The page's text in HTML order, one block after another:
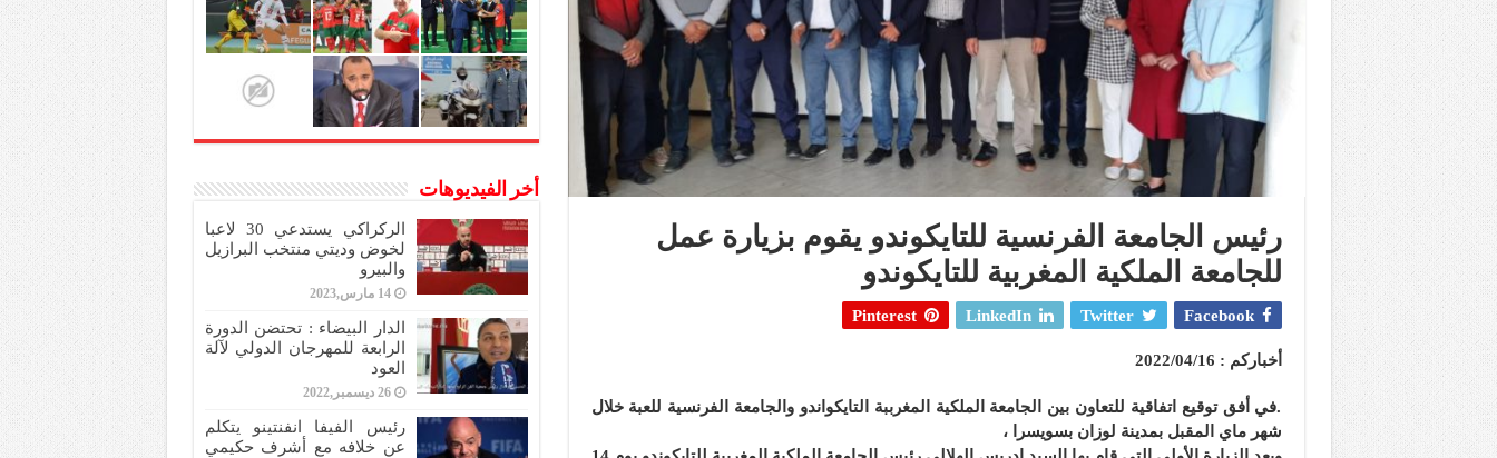
رئيس الجامعة الفرنسية للتايكوندو يقوم بزيارة عمل
للجامعة الملكية المغربية للتايكوندو
Facebook
Twitter
LinkedIn
Pinterest
أخباركم : 2022/04/16
.في أفق توقيع اتفاقية للتعاون بين الجامعة الملكية المغرببة التايكواندو والجامعة الفرنسية للعبة خلال
شهر ماي المقبل بمدينة لوزان بسويسرا ،
أخر الفيديوهات
الركراكي يستدعي 30 لاعبا
لخوض وديتي منتخب البرازيل
والبيرو
14 مارس,2023
الدار البيضاء : تحتضن الدورة
الرابعة للمهرجان الدولي لآلة
العود
26 ديسمبر,2022
رئيس الفيفا انفنتينو يتكلم
عن خلافه مع أشرف حكيمي